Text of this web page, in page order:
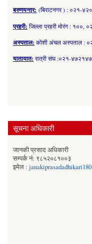
बरुणयन्त्र: (बिराटनगर ) : ०२१-
प्रहरी: जिल्ला प्रहरी मोरंग :
अस्पताल: कोशी अंचल अस्पताल :
यातायात: रात्री संघ :०२१-
सूचना अधिकारी
जानकी प्रसाद अधिकारी
सम्पर्क नं: ९८५२०८१००३
इमेल :